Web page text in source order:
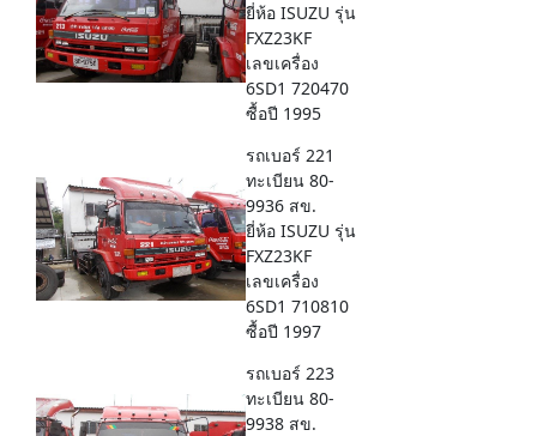
ยี่ห้อ ISUZU รุ่น
FXZ23KF
เลขเครื่อง
6SD1 720470
ซื้อปี 1995
รถเบอร์ 221
ทะเบียน 80-
9936 สข.
ยี่ห้อ ISUZU รุ่น
FXZ23KF
เลขเครื่อง
6SD1 710810
ซื้อปี 1997
รถเบอร์ 223
ทะเบียน 80-
9938 สข.